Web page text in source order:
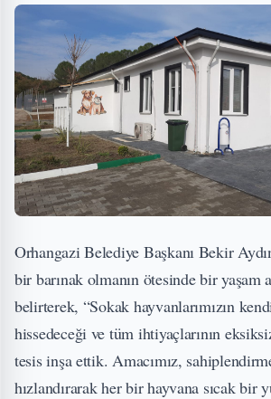
Orhangazi Belediye Başkanı Bekir
bir barınak olmanın ötesinde bir yaşam
belirterek, “Sokak hayvanlarımızın
hissedeceği ve tüm ihtiyaçlarının
tesis inşa ettik. Amacımız,
hızlandırarak her bir hayvana sıcak bir